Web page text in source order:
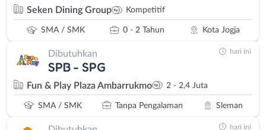
Seken Dining Group Kompetitif
SMA / SMK 0 - 2 Tahun Kota Jogja
Dibutuhkan
SPB - SPG
Fun & Play Plaza Ambarrukmo 2 - 2,4 Juta
SMA / SMK Tanpa Pengalaman Sleman
hari ini
hari ini